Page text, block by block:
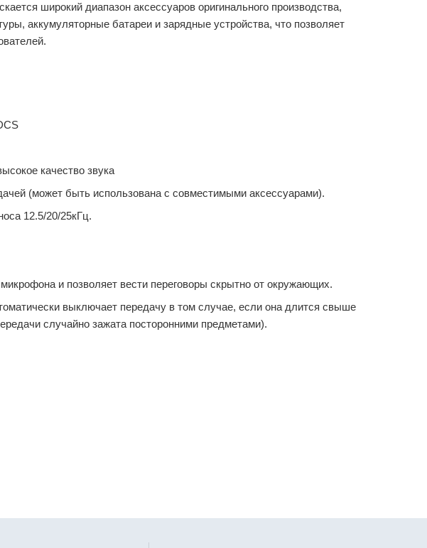
широкий диапазон аксессуаров оригинального производства,
аккумуляторные батареи и зарядные устройства, что позволяет
качество звука
(может быть использована с совместимыми аксессуарами).
12.5/20/25кГц.
и позволяет вести переговоры скрытно от окружающих.
выключает передачу в том случае, если она длится свыше
случайно зажата посторонними предметами).